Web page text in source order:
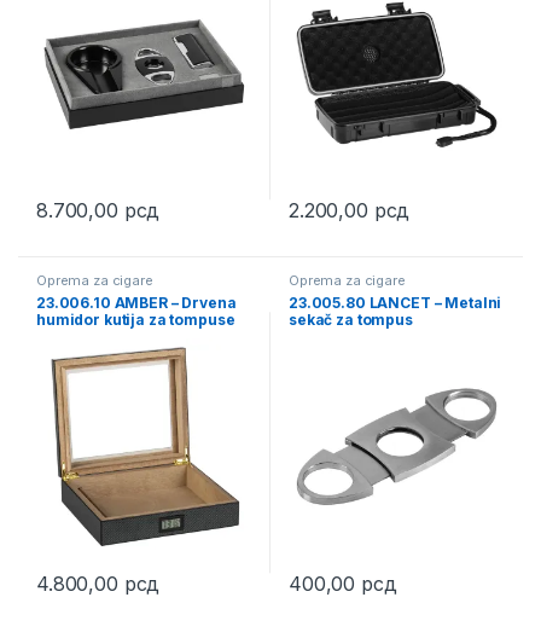
8.700,00 рсд 2.200,00 рсд
Oprema za cigare
23.006.10 AMBER – Drvena
humidor kutija za tompuse
4.800,00 рсд
Oprema za cigare
23.005.80 LANCET – Metalni
sekač za tompus
400,00 рсд